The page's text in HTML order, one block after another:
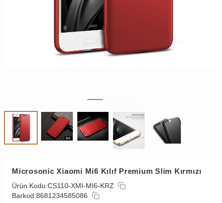
Microsonic Xiaomi Mi6 Kılıf Premium Slim Kırmızı
Ürün Kodu:CS110-XMI-MI6-KRZ
Barkod:8681234585086